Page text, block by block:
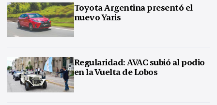
Toyota Argentina presentó el
nuevo Yaris
Regularidad: AVAC subió al podio
en la Vuelta de Lobos